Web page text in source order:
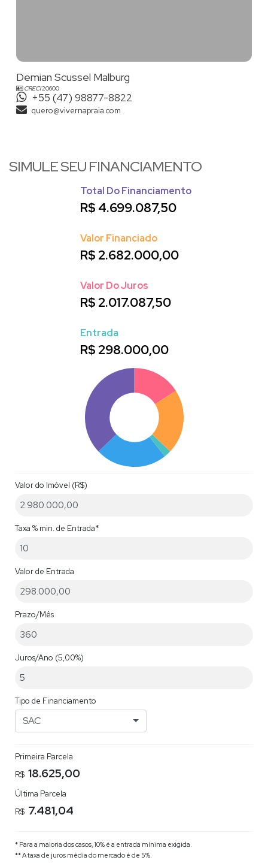
Demian Scussel Malburg
CRECI20600
+55 (47) 98877-8822
quero@vivernapraia.com
SIMULE SEU FINANCIAMENTO
Total Do Financiamento
R$ 4.699.087,50
Valor Financiado
R$2.682.000,00
Valor Do Juros
R$2.017.087,50
Entrada
R$298.000,00
Valor do Imóvel (R$)
Taxa % min. de Entrada*
Valor de Entrada
Prazo/Mês
Juros/Ano (5,00%)
Tipo de Financiamento
SAC
Primeira Parcela
R$ 18.625,00
Última Parcela
R$ 7.481,04
* Para a maioria dos casos, 10% é a entrada mínima exigida.
** A taxa de juros média do mercado é de 5%.